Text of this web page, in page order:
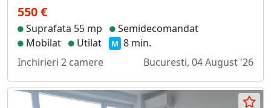
550 €
Suprafata 55 mp
Semidecomandat
Mobilat
Utilat M 8 min.
Inchirieri 2 camere
Bucuresti, 04 August '26